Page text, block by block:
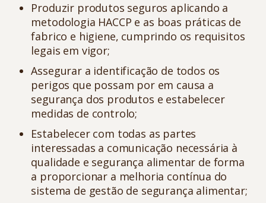
Produzir produtos seguros aplicando a
metodologia HACCP e as boas práticas de
fabrico e higiene, cumprindo os requisitos
legais em vigor;
Assegurar a identificação de todos os
perigos que possam por em causa a
segurança dos produtos e estabelecer
medidas de controlo;
Estabelecer com todas as partes
interessadas a comunicação necessária à
qualidade e segurança alimentar de forma
a proporcionar a melhoria contínua do
sistema de gestão de segurança alimentar;